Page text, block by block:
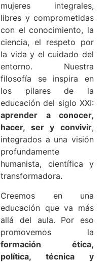
mujeres integrales,
libres y comprometidas
con el conocimiento, la
ciencia, el respeto por
la vida y el cuidado del
entorno. Nuestra
filosofía se inspira en
los pilares de la
educación del siglo XXI:
aprender a conocer,
hacer, ser y convivir,
integrados a una visión
profundamente
humanista, científica y
transformadora.
Creemos en una
educación que va más
allá del aula. Por eso
promovemos la
formación ética,
política, técnica y